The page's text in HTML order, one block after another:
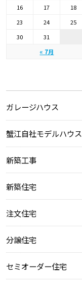
« 7月
16
17 18
23
24 25
30
31
ガレージハウス
蟹江自社モデルハウス
新築工事
新築住宅
注文住宅
分譲住宅
セミオーダー住宅